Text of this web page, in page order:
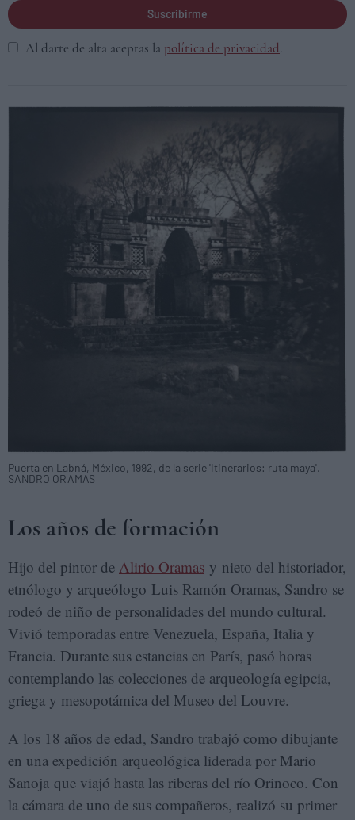
Suscribirme
Al darte de alta aceptas la política de privacidad.
Puerta en Labná, México, 1992, de la serie 'Itinerarios: ruta maya'.
SANDRO ORAMAS
Los años de formación
Hijo del pintor de Alirio Oramas y nieto del historiador,
etnólogo y arqueólogo Luis Ramón Oramas, Sandro se
rodeó de niño de personalidades del mundo cultural.
Vivió temporadas entre Venezuela, España, Italia y
Francia. Durante sus estancias en París, pasó horas
contemplando las colecciones de arqueología egipcia,
griega y mesopotámica del Museo del Louvre.
A los 18 años de edad, Sandro trabajó como dibujante
en una expedición arqueológica liderada por Mario
Sanoja que viajó hasta las riberas del río Orinoco. Con
la cámara de uno de sus compañeros, realizó su primer